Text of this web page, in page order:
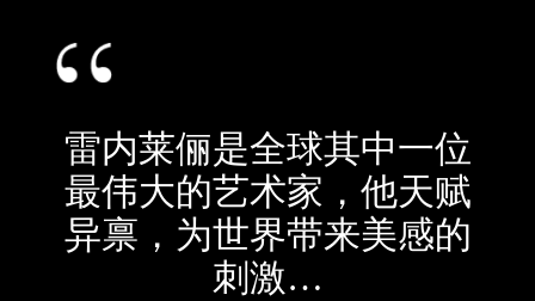
雷内莱俪是全球其中一位
最伟大的艺术家，他天赋
异禀，为世界带来美感的
刺激…